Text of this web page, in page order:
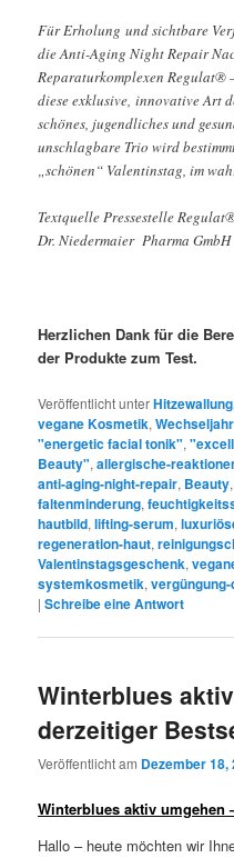
Für Erholung und sichtbare
die Anti-Aging Night Repair
Reparaturkomplexen Regulat®
diese exklusive, innovative Art
schönes, jugendliches und
unschlagbare Trio wird
„schönen“ Valentinstag, im
Textquelle Pressestelle
Dr. Niedermaier Pharma GmbH
Herzlichen Dank für die
der Produkte zum Test.
Veröffentlicht unter
vegane Kosmetik,
"energetic facial tonik",
Beauty",allergische-
anti-aging-night-repair, Beauty
faltenminderung,
hautbild,lifting-serum,
regeneration-haut,
Valentinstagsgeschenk,
systemkosmetik,
|Schreibe eine Antwort
Winterblues
derzeitiger
Veröffentlicht am Dezember 18,
Winterblues aktiv umgehen
Hallo – heute möchten wir